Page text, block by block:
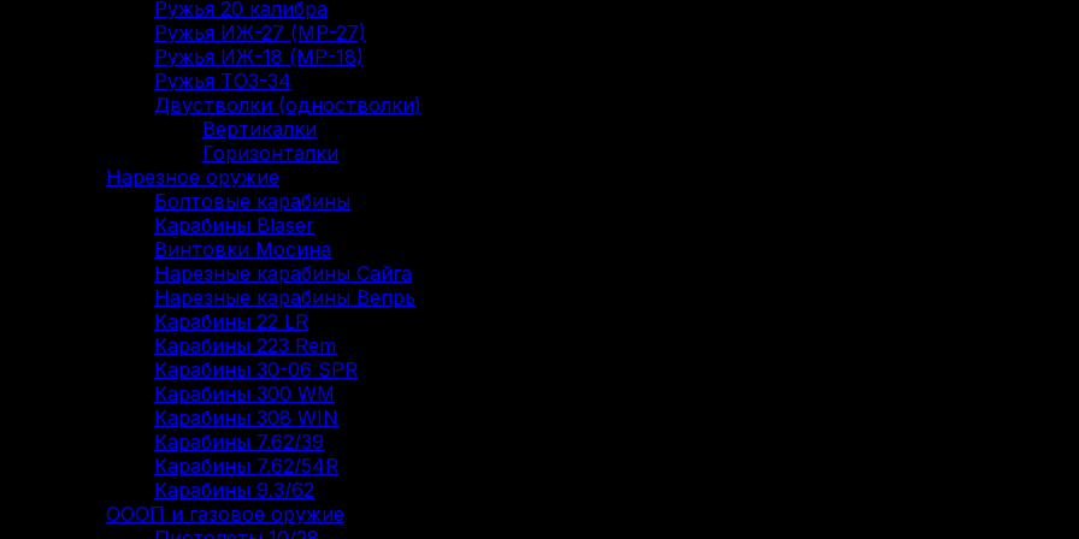
Ружья 20 калибра
Ружья ИЖ-27 (МР-27)
Ружья ИЖ-18 (МР-18)
Ружья ТОЗ-34
Двустволки (одностволки)
Вертикалки
Горизонталки
Нарезное оружие
Болтовые карабины
Карабины Blaser
Винтовки Мосина
Нарезные карабины Сайга
Нарезные карабины Вепрь
Карабины 22 LR
Карабины 223 Rem
Карабины 30-06 SPR
Карабины 300 WM
Карабины 308 WIN
Карабины 7.62/39
Карабины 7.62/54R
Карабины 9.3/62
ОООП и газовое оружие